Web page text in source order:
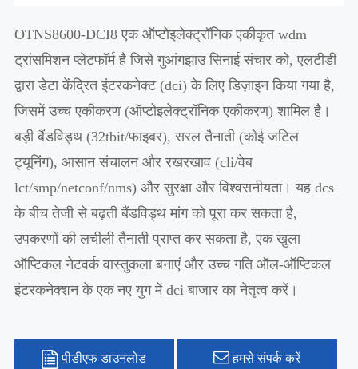
OTNS8600-DCI8 एक ऑप्टोइलेक्ट्रॉनिक एकीकृत wdm
ट्रांसमिशन प्लेटफॉर्म है जिसे गुआंगझाउ सिनाई संचार को, एलटीडी
द्वारा डेटा केंद्रित इंटरकनेक्ट (dci) के लिए डिज़ाइन किया गया है,
जिसमें उच्च एकीकरण (ऑप्टोइलेक्ट्रॉनिक एकीकरण) शामिल है।
बड़ी बैंडविड्थ (32tbit/फाइबर), सरल तैनाती (कोई जटिल
ट्यूनिंग), आसान संचालन और रखरखाव (cli/वेब
lct/smp/netconf/nms) और सुरक्षा और विश्वसनीयता। यह dcs
के बीच तेजी से बढ़ती बैंडविड्थ मांग को पूरा कर सकता है,
उपकरणों की लचीली तैनाती प्राप्त कर सकता है, एक खुला
ऑप्टिकल नेटवर्क वास्तुकला बनाएं और उच्च गति ऑल-ऑप्टिकल
इंटरकनेक्शन के एक नए युग में dci बाजार का नेतृत्व करें।
पीडीएफ डाउनलोड हमसे संपर्क करें